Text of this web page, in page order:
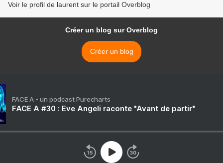
Voir le profil de laurent sur le portail Overblog
Créer un blog sur Overblog
Créer un blog
FACE A - un podcast Purecharts
FACE A #30 : Eve Angeli raconte "Avant de partir"